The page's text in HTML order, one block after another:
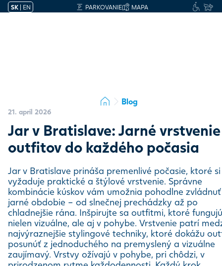
SK| EN PARKOVANIE MAPA
Blog
21. apríl 2026
Jar v Bratislave: Jarné vrstvenie
outfitov do každého počasia
Jar v Bratislave prináša premenlivé počasie, ktoré si
vyžaduje praktické a štýlové vrstvenie. Správne
kombinácie kúskov vám umožnia pohodlne zvládnuť
jarné obdobie – od slnečnej prechádzky až po
chladnejšie rána. Inšpirujte sa outfitmi, ktoré fungujú
nielen vizuálne, ale aj v pohybe. Vrstvenie patrí
najvýraznejšie stylingové techniky, ktoré dokážu
posunúť z jednoduchého na premyslený a vizuálne
zaujímavý. Vrstvy ožívajú v pohybe, pri chôdzi, v